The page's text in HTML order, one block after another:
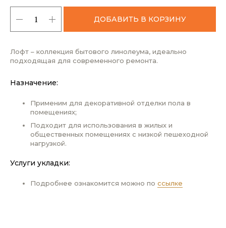
ДОБАВИТЬ В КОРЗИНУ
Лофт – коллекция бытового линолеума, идеально
подходящая для современного ремонта.
Назначение:
Применим для декоративной отделки пола в
помещениях;
Подходит для использования в жилых и
общественных помещениях с низкой пешеходной
нагрузкой.
Услуги укладки:
Подробнее ознакомится можно по ссылке